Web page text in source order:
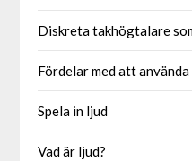
Diskreta takhögtalare
Fördelar med att
Spela in ljud
Vad är ljud?